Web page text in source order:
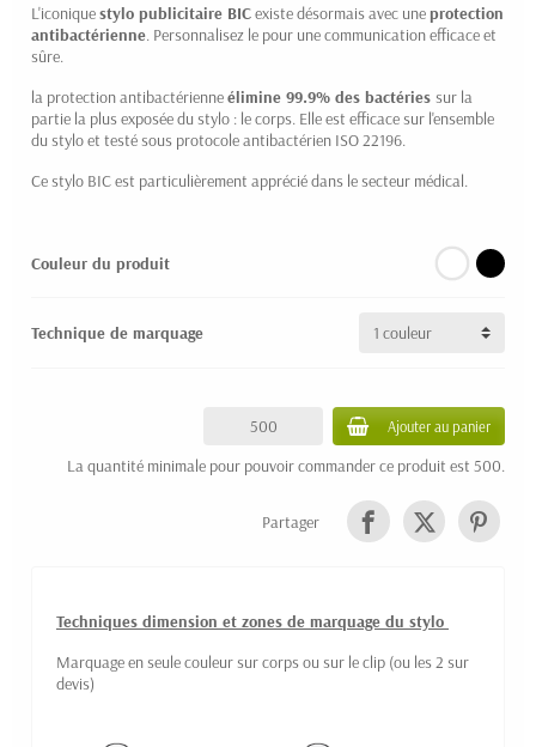
L'iconiquestylo publicitaire BICexiste désormais avec uneprotection
antibactérienne . Personnalisez le pour une communication efficace et
sûre.
la protection antibactérienneélimine 99.9% des bactéries sur la
partie la plus exposée du stylo : le corps. Elle est efficace sur l'ensemble
du stylo et testé sous protocole antibactérien ISO 22196.
Ce stylo BIC est particulièrement apprécié dans le secteur médical.
Couleur du produit
Technique de marquage
Ajouter au panier
La quantité minimale pour pouvoir commander ce produit est 500.
Partager
Techniques dimension et zones de marquage du stylo
Marquage en seule couleur sur corps ou sur le clip (ou les 2 sur
devis)